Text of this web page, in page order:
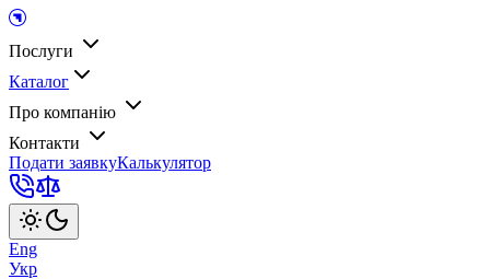
Послуги
Каталог
Про компанію
Контакти
Подати заявкуКалькулятор
Eng
Укр